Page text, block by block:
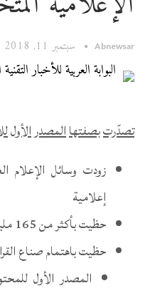
Abnewsar سبتمبر 11, 2018
تصدّرتبصفتهاالمصدرالأول
إعلامية
حظيت بأكثر من 165 مليون صفحة مشاهدة
حظيت باهتمام صناع
المصدر الأول